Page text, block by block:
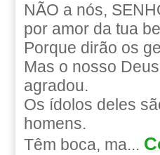
NÃO a nós,
por amor da tua
Porque dirão os
Mas o nosso
agradou.
Os ídolos deles
homens.
Têm boca, ma...